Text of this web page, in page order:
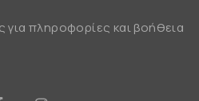
για πληροφορίες και βοήθεια